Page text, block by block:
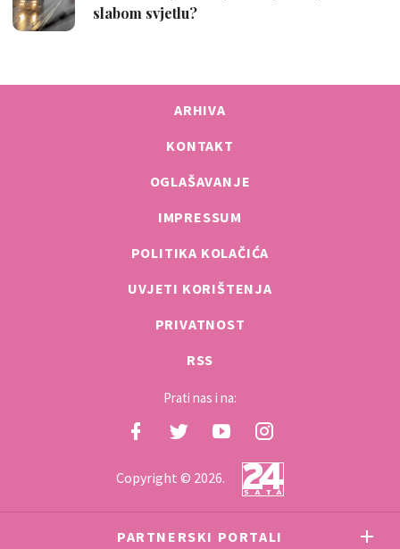
ARHIVA
KONTAKT
OGLAŠAVANJE
IMPRESSUM
POLITIKA KOLAČIĆA
UVJETI KORIŠTENJA
PRIVATNOST
RSS
Prati nas i na:
Copyright © 2026.
PARTNERSKI PORTALI